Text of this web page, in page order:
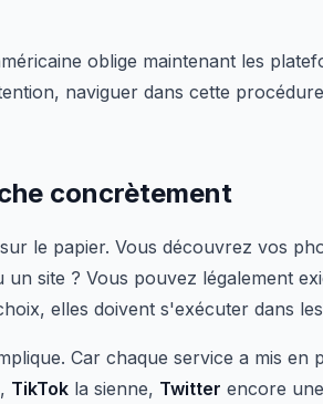
oblige maintenant les
naviguer dans cette
concrètement
le papier. Vous découvrez vos
site ? Vous pouvez légalement
elles doivent s'exécuter dans
Car chaque service a mis en
TikTok la sienne, Twitter encore